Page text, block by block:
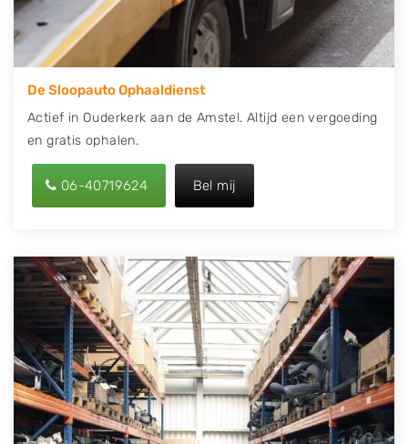
Peugeot, Porsche, Renault, Seat, Skoda, Suzuki, Tesla,
Toyota, Volkswagen en Volvo.
De Sloopauto Ophaaldienst
Actief in Ouderkerk aan de Amstel. Altijd een vergoeding
en gratis ophalen.
06-40719624 Bel mij